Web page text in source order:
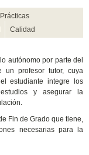
Prácticas
Calidad
autónomo por parte del
un profesor tutor, cuya
estudiante integre los
y asegurar la
Fin de Grado que tiene,
necesarias para la